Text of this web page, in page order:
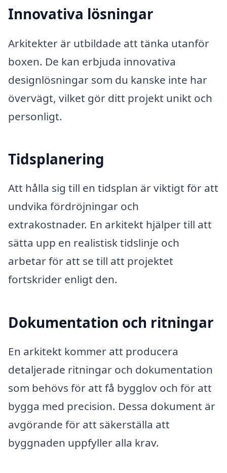
Innovativa lösningar
Arkitekter är utbildade att tänka utanför
boxen. De kan erbjuda innovativa
designlösningar som du kanske inte har
övervägt, vilket gör ditt projekt unikt och
personligt.
Tidsplanering
Att hålla sig till en tidsplan är viktigt för att
undvika fördröjningar och
extrakostnader. En arkitekt hjälper till att
sätta upp en realistisk tidslinje och
arbetar för att se till att projektet
fortskrider enligt den.
Dokumentation och ritningar
En arkitekt kommer att producera
detaljerade ritningar och dokumentation
som behövs för att få bygglov och för att
bygga med precision. Dessa dokument är
avgörande för att säkerställa att
byggnaden uppfyller alla krav.